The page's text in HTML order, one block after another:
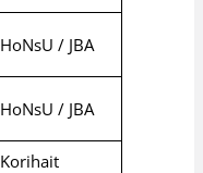
HoNsU / JBA
HoNsU / JBA
Korihait